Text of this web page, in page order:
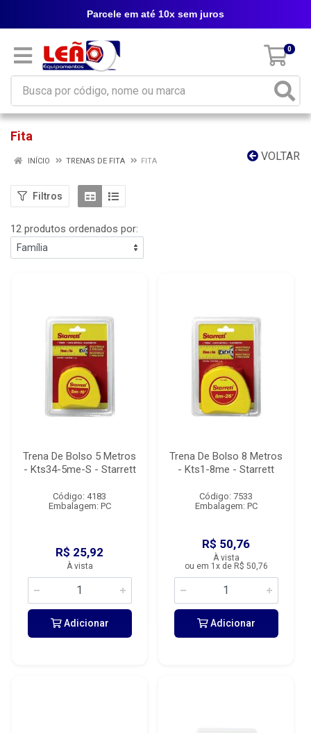
0
Parcele em até 10x sem juros
Fita
VOLTAR
INÍCIO TRENAS DE FITA FITA
Filtros
12 produtos ordenados por:
Trena De Bolso 5 Metros
- Kts34-5me-S - Starrett
Código: 4183
Embalagem: PC
R$ 25,92
À vista
Adicionar
Trena De Bolso 8 Metros
- Kts1-8me - Starrett
Código: 7533
Embalagem: PC
R$ 50,76
À vista
ou em 1x de R$ 50,76
Adicionar